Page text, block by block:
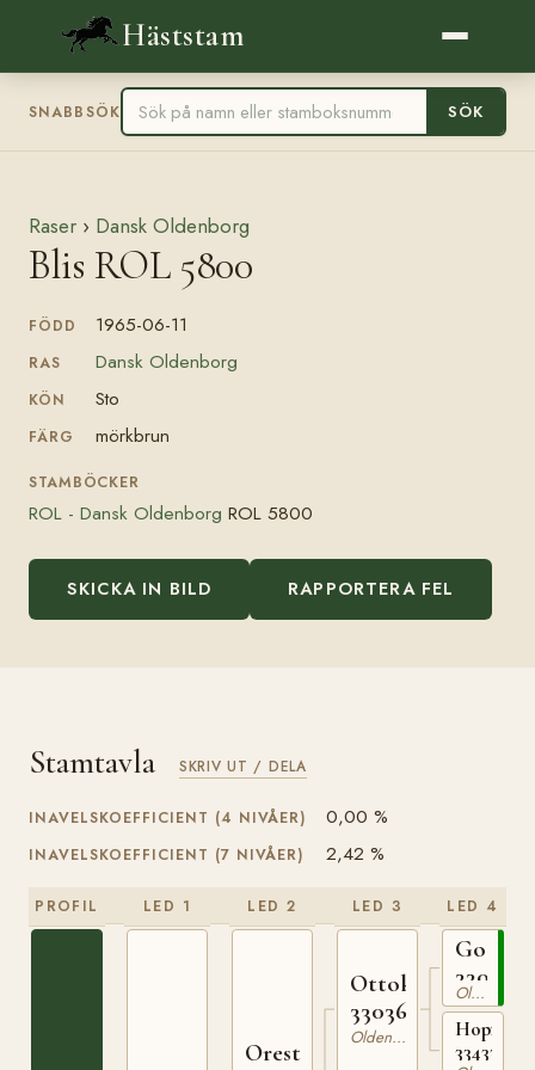
Häststam
SNABBSÖK SÖK
Raser › Dansk Oldenborg
Blis ROL 5800
FÖDD 1965-06-11
RAS Dansk Oldenborg
KÖN Sto
FÄRG mörkbrun
STAMBÖCKER
ROL - Dansk Oldenborg ROL 5800
SKICKA IN BILD RAPPORTERA FEL
Stamtavla SKRIV UT / DELA
INAVELSKOEFFICIENT (4 NIVÅER) 0,00 %
INAVELSKOEFFICIENT (7 NIVÅER) 2,42 %
PROFIL LED 1 LED 2
Orest
LED 3
Ottokar
330364338
Oldenburgare
LED 4
Godin
Oldenburgare
334336531